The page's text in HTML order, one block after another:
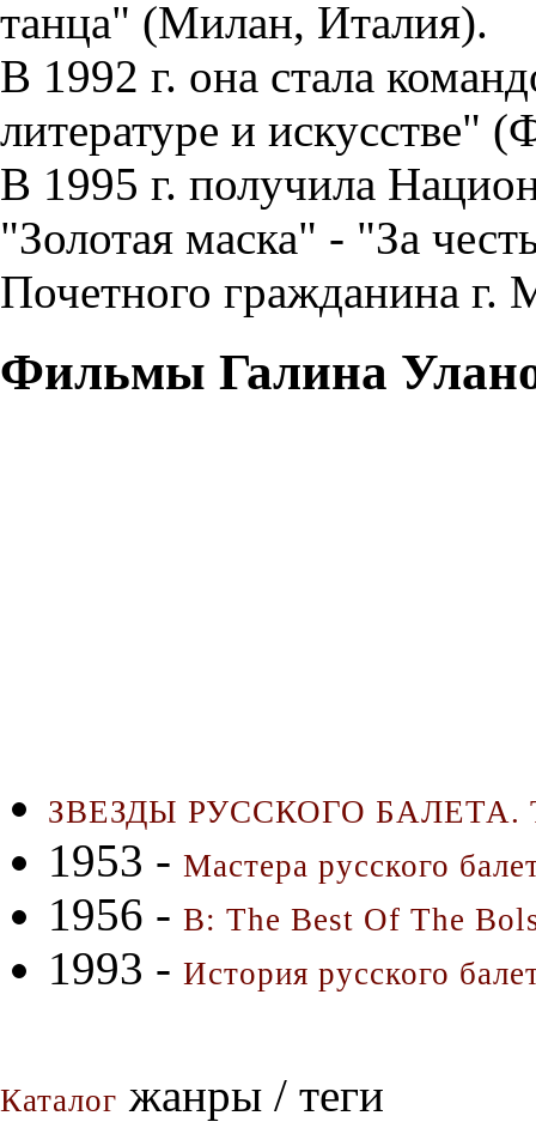
танца" (Милан, Италия).
В 1992 г. она стала
литературе и искусстве"
В 1995 г. получила
"Золотая маска" - "За
Почетного гражданина г.
Фильмы Галина
ЗВЕЗДЫ РУССКОГО БАЛЕТА.
1953 - Мастера русского
1956 - B: The Best Of The
1993 - История русского
Каталог жанры / теги